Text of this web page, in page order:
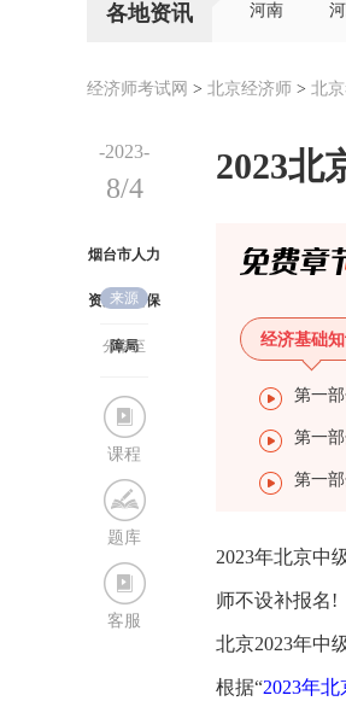
各地资讯
河南
经济师考试网 > 北京经济师 > 北
-2023-
8/4
烟台市人力
资源社会保
障局
来源
分享至
课程
题库
客服
2023北
经济基础
第一
第一
2023年北京中
师不设补报名!
北京2023年中
根据“2023年